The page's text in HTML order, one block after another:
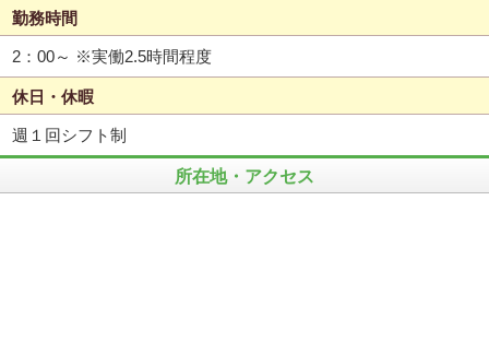
勤務時間
2：00～ ※実働2.5時間程度
休日・休暇
週１回シフト制
所在地・アクセス